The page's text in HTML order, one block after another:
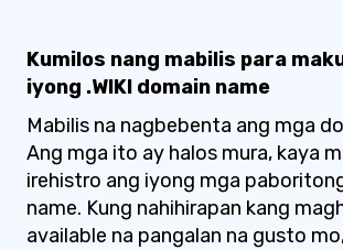
Kumilos nang mabilis para
iyong .WIKI domain name
Mabilis na nagbebenta ang mga
Ang mga ito ay halos mura, kaya
irehistro ang iyong mga
name. Kung nahihirapan kang
available na pangalan na gusto